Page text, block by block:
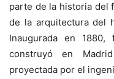
parte de la historia del
de la arquitectura del
Inaugurada en
construyó en
proyectada por el